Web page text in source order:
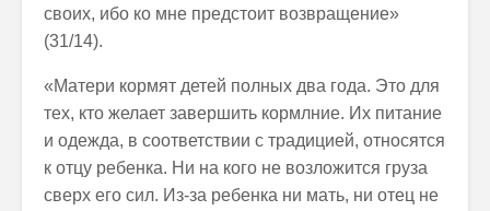
своих, ибо ко мне предстоит возвращение»
(31/14).
«Матери кормят детей полных два года. Это для
тех, кто желает завершить кормлние. Их питание
и одежда, в соответствии с традицией, относятся
к отцу ребенка. Ни на кого не возложится груза
сверх его сил. Из-за ребенка ни мать, ни отец не